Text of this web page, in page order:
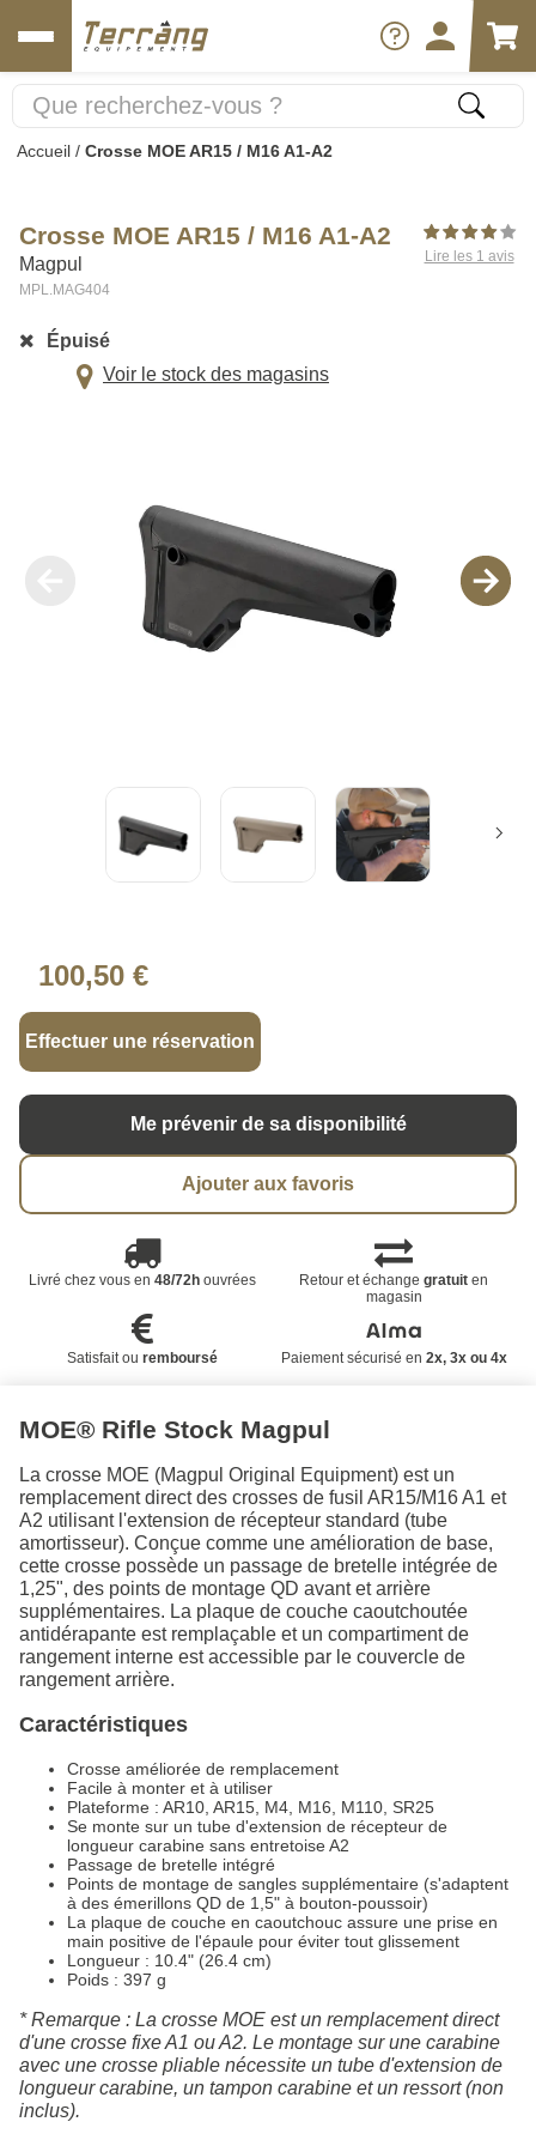
Accueil / Crosse MOE AR15 / M16 A1-A2
Crosse MOE AR15 / M16 A1-A2
Magpul
MPL.MAG404
Lire les 1 avis
Épuisé
Voir le stock des magasins
100,50 €
Effectuer une réservation
Me prévenir de sa disponibilité
Ajouter aux favoris
Livré chez vous en 48/72houvrées Retour et échangegratuit en
magasin
Satisfait ou remboursé Paiement sécurisé en 2x, 3x ou 4x
MOE® Rifle Stock Magpul
La crosse MOE (Magpul Original Equipment) est un
remplacement direct des crosses de fusil AR15/M16 A1 et
A2 utilisant l'extension de récepteur standard (tube
amortisseur). Conçue comme une amélioration de base,
cette crosse possède un passage de bretelle intégrée de
1,25", des points de montage QD avant et arrière
supplémentaires. La plaque de couche caoutchoutée
antidérapante est remplaçable et un compartiment de
rangement interne est accessible par le couvercle de
rangement arrière.
Caractéristiques
Crosse améliorée de remplacement
Facile à monter et à utiliser
Plateforme : AR10, AR15, M4, M16, M110, SR25
Se monte sur un tube d'extension de récepteur de
longueur carabine sans entretoise A2
Passage de bretelle intégré
Points de montage de sangles supplémentaire (s'adaptent
à des émerillons QD de 1,5" à bouton-poussoir)
La plaque de couche en caoutchouc assure une prise en
main positive de l'épaule pour éviter tout glissement
Longueur : 10.4" (26.4 cm)
Poids : 397 g
* Remarque : La crosse MOE est un remplacement direct
d'une crosse fixe A1 ou A2. Le montage sur une carabine
avec une crosse pliable nécessite un tube d'extension de
longueur carabine, un tampon carabine et un ressort (non
inclus).